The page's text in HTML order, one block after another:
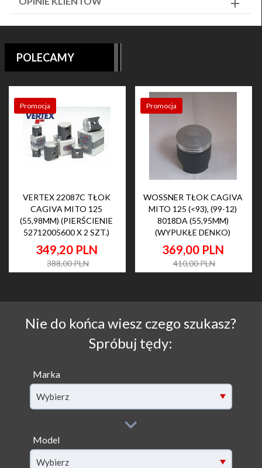
POLECAMY
Promocja
VERTEX 22087C TŁOK
CAGIVA MITO 125
(55,98MM) (PIERŚCIENIE
52712005600 X 2 SZT.)
349,20 PLN
388,00 PLN
Promocja
WOSSNER TŁOK CAGIVA
MITO 125 (<93), (99-12)
8018DA (55,95MM)
(WYPUKŁE DENKO)
369,00 PLN
410,00 PLN
Nie do końca wiesz czego szukasz?
Spróbuj tędy:
Marka
Wybierz
Model
filter[model]
Wybierz